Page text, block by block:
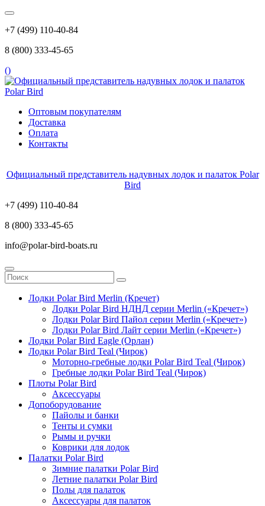
+7 (499) 110-40-84
8 (800) 333-45-65
()
Оптовым покупателям
Доставка
Оплата
Контакты
Официальный представитель надувных лодок и палаток Polar
Bird
+7 (499) 110-40-84
8 (800) 333-45-65
info@polar-bird-boats.ru
Лодки Polar Bird Merlin (Кречет)
Лодки Polar Bird НДНД серии Merlin («Кречет»)
Лодки Polar Bird Пайол серии Merlin («Кречет»)
Лодки Polar Bird Лайт серии Merlin («Кречет»)
Лодки Polar Bird Eagle (Орлан)
Лодки Polar Bird Teal (Чирок)
Моторно-гребные лодки Polar Bird Teal (Чирок)
Гребные лодки Polar Bird Teal (Чирок)
Плоты Polar Bird
Аксессуары
Допоборудование
Пайолы и банки
Тенты и сумки
Рымы и ручки
Коврики для лодок
Палатки Polar Bird
Зимние палатки Polar Bird
Летние палатки Polar Bird
Полы для палаток
Аксессуары для палаток